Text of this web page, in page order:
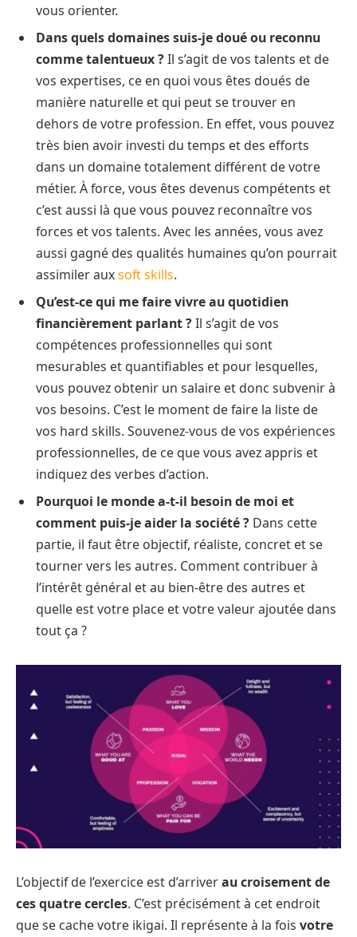
vous orienter.
Dans quels domaines suis-je doué ou reconnu
comme talentueux ?Il s’agit de vos talents et de
vos expertises, ce en quoi vous êtes doués de
manière naturelle et qui peut se trouver en
dehors de votre profession. En effet, vous pouvez
très bien avoir investi du temps et des efforts
dans un domaine totalement différent de votre
métier. À force, vous êtes devenus compétents et
c’est aussi là que vous pouvez reconnaître vos
forces et vos talents. Avec les années, vous avez
aussi gagné des qualités humaines qu’on pourrait
assimiler auxsoft skills.
Qu’est-ce qui me faire vivre au quotidien
financièrement parlant ?Il s’agit de vos
compétences professionnelles qui sont
mesurables et quantifiables et pour lesquelles,
vous pouvez obtenir un salaire et donc subvenir à
vos besoins. C’est le moment de faire la liste de
vos hard skills. Souvenez-vous de vos expériences
professionnelles, de ce que vous avez appris et
indiquez des verbes d’action.
Pourquoi le monde a-t-il besoin de moi et
comment puis-je aider la société ? Dans cette
partie, il faut être objectif, réaliste, concret et se
tourner vers les autres. Comment contribuer à
l’intérêt général et au bien-être des autres et
quelle est votre place et votre valeur ajoutée dans
tout ça ?
L’objectif de l’exercice est d’arriverau croisement de
ces quatre cercles. C’est précisément à cet endroit
que se cache votre ikigai. Il représente à la fois votre